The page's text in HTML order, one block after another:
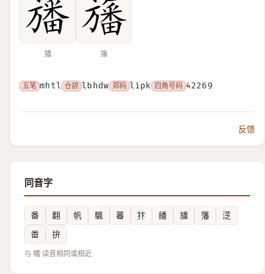
旙 旛
五笔 mhtl 仓颉 lbhdw 郑码 lipk 四角号码 42269
反馈
同音字
番 翻 帆 颿 蕃 犿 繙 旙 籓
㴀
畨
拚
与 幡 读音相同或相近